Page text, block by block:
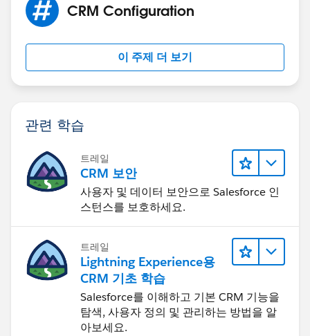
https://trailhead.salesforce.com/trailblazer-
community/feed/0D54S00000FSs5FSAT
CRM Configuration
이 주제 더 보기
관련 학습
트레일
CRM 보안
사용자 및 데이터 보안으로 Salesforce 인
스턴스를 보호하세요.
트레일
Lightning Experience용
CRM 기초 학습
Salesforce를 이해하고 기본 CRM 기능을
탐색, 사용자 정의 및 관리하는 방법을 알
아보세요.